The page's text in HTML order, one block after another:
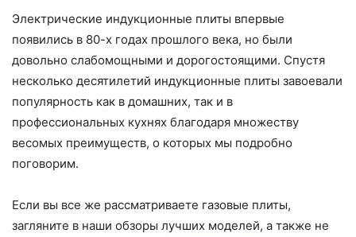
Электрические индукционные плиты впервые
появились в 80-х годах прошлого века, но были
довольно слабомощными и дорогостоящими. Спустя
несколько десятилетий индукционные плиты завоевали
популярность как в домашних, так и в
профессиональных кухнях благодаря множеству
весомых преимуществ, о которых мы подробно
поговорим.
Если вы все же рассматриваете газовые плиты,
загляните в наши обзоры лучших моделей, а также не